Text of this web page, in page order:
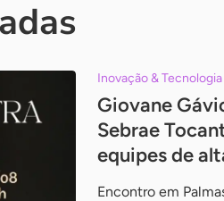
Inovação & Tecnologia
Giovane
Sebrae
equipes de
Encontro em